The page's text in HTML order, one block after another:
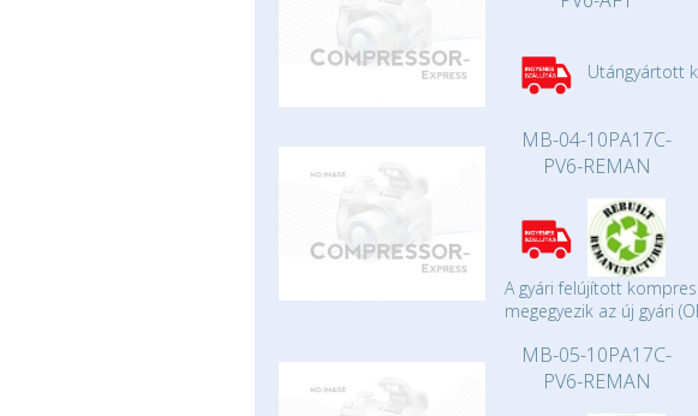
Utángyártott
MB-04-10PA17C-
PV6-REMAN
A gyári felújított
megegyezik az új gyári
MB-05-10PA17C-
PV6-REMAN